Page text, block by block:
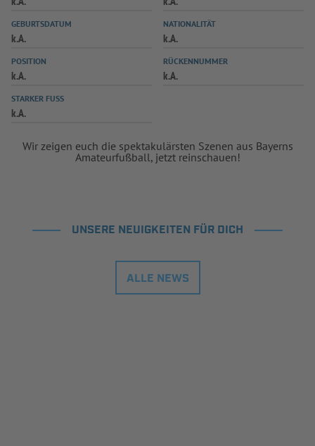
SPIELPLUS
GEBURTSDATUM
k.A.
NATIONALITÄT
k.A.
POSITION
k.A.
RÜCKENNUMMER
k.A.
STARKER FUSS
k.A.
Wir zeigen euch die spektakulärsten Szenen aus Bayerns
Amateurfußball, jetzt reinschauen!
UNSERE NEUIGKEITEN FÜR DICH
ALLE NEWS